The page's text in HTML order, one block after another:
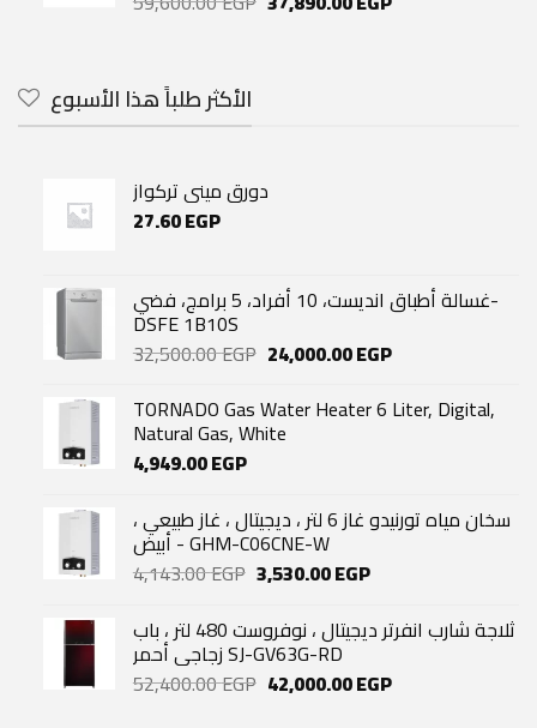
الأكثر طلباً هذا الأسبوع
دورق مينى تركواز
27.60EGP
غسالة أطباق انديست، 10 أفراد، 5 برامج، فضي-
DSFE 1B10S
32,500.00EGP Original
was:
32,500.00 EGP.
24,000.00EGPCurrent
is:
24,000.00 EGP.
TORNADO Gas Water Heater 6 Liter, Digital,
Natural Gas, White
4,949.00EGP
سخان مياه تورنيدو غاز 6 لتر ، ديجيتال ، غاز طبيعي ،
أبيض - GHM-C06CNE-W
4,143.00EGP Original
was:
4,143.00 EGP.
3,530.00EGPCurrent
is:
3,530.00 EGP.
ثلاجة شارب انفرتر ديجيتال ، نوفروست 480 لتر ، باب
زجاجي أحمر SJ-GV63G-RD
52,400.00EGP Original
42,000.00EGPCurrent